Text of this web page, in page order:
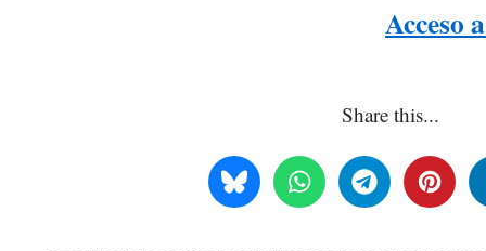
Acceso
Share this...